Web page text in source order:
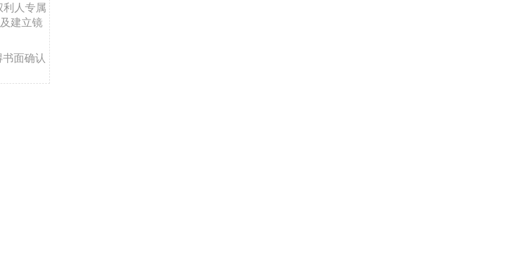
人专属
建立镜
面确认